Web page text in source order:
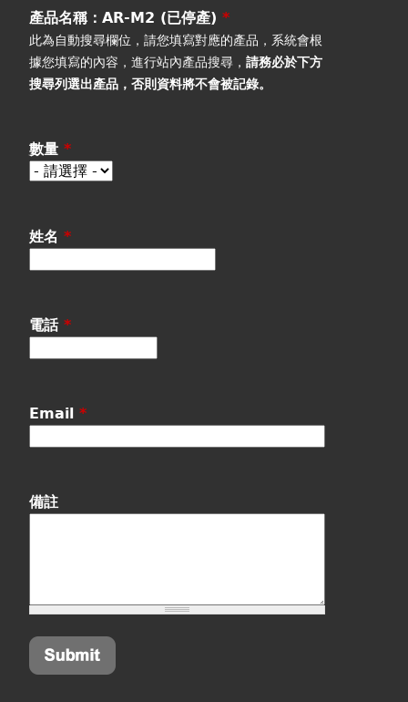
視聽室預約
線上商城
引
標
產品名稱：AR-M2 (已停產)*
此為自動搜尋欄位，請您填寫對應的產品，系統會根
據您填寫的內容，進行站內產品搜尋，請務必於下方
搜尋列選出產品 ，否則資料將不會被記錄。
數量*
姓名*
電話*
Email*
備註